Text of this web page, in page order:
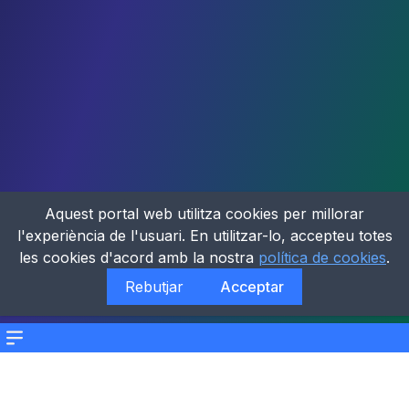
Menu
Aquest portal web utilitza cookies per millorar
l'experiència de l'usuari. En utilitzar-lo, accepteu totes
les cookies d'acord amb la nostra política de cookies.
Rebutjar
Acceptar